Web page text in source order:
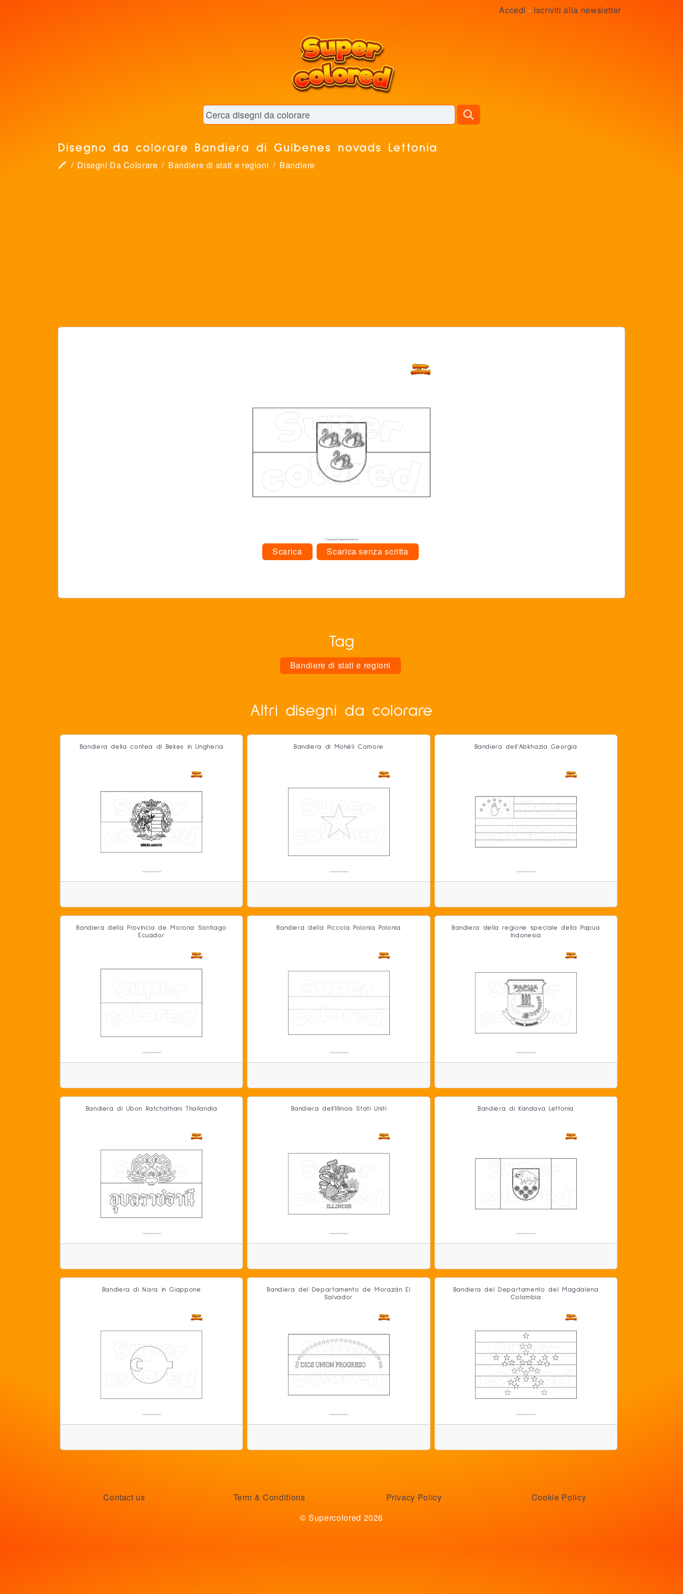
Accedi - Iscriviti alla newsletter
Disegno da colorare Bandiera di Gulbenes novads Lettonia
🖍 Disegni Da Colorare Bandiere di stati e regioni Bandiere
Scarica Scarica senza scritta
Tag
Bandiere di stati e regioni
Altri disegni da colorare
Bandiera della contea di Bekes in Ungheria Bandiera di Mohéli Comore Bandiera dell'Abkhazia Georgia
Bandiera della Provincia de Morona Santiago
Ecuador
Bandiera della Piccola Polonia Polonia
Bandiera della regione speciale della Papua
Indonesia
Bandiera di Ubon Ratchathani Thailandia Bandiera dell'Illinois Stati Uniti Bandiera di Kandava Lettonia
Bandiera di Nara in Giappone
Bandiera del Departamento de Morazán El
Salvador
Bandiera del Departamento del Magdalena
Colombia
Contact us Term & Conditions Privacy Policy
Cookie Policy
© Supercolored 2026